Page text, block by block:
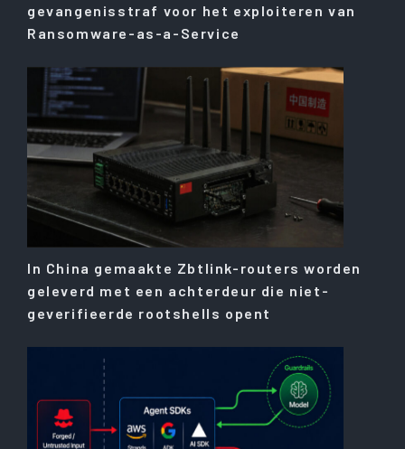
gevangenisstraf voor het exploiteren van
Ransomware-as-a-Service
In China gemaakte Zbtlink-routers worden
geleverd met een achterdeur die niet-
geverifieerde rootshells opent